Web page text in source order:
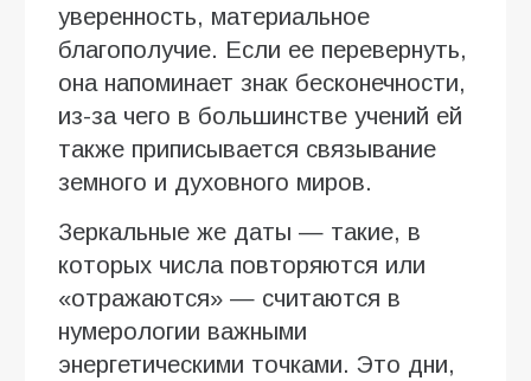
уверенность, материальное
благополучие. Если ее перевернуть,
она напоминает знак бесконечности,
из-за чего в большинстве учений ей
также приписывается связывание
земного и духовного миров.
Зеркальные же даты — такие, в
которых числа повторяются или
«отражаются» — считаются в
нумерологии важными
энергетическими точками. Это дни,